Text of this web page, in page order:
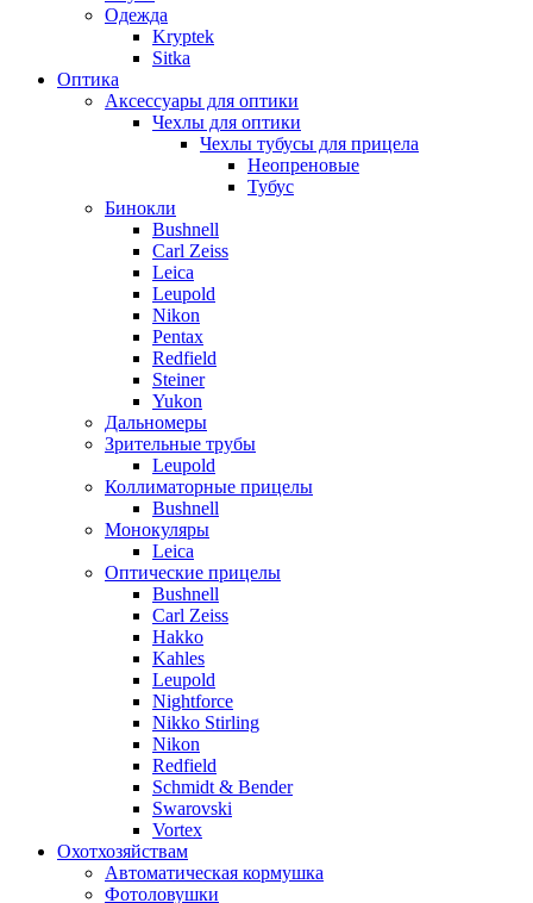
Одежда
Kryptek
Sitka
Оптика
Аксессуары для оптики
Чехлы для оптики
Чехлы тубусы для прицела
Неопреновые
Тубус
Бинокли
Bushnell
Carl Zeiss
Leica
Leupold
Nikon
Pentax
Redfield
Steiner
Yukon
Дальномеры
Зрительные трубы
Leupold
Коллиматорные прицелы
Bushnell
Монокуляры
Leica
Оптические прицелы
Bushnell
Carl Zeiss
Hakko
Kahles
Leupold
Nightforce
Nikko Stirling
Nikon
Redfield
Schmidt & Bender
Swarovski
Vortex
Охотхозяйствам
Автоматическая кормушка
Фотоловушки